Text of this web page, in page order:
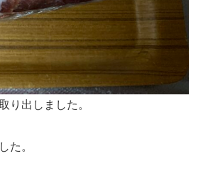
り出しました。
た。